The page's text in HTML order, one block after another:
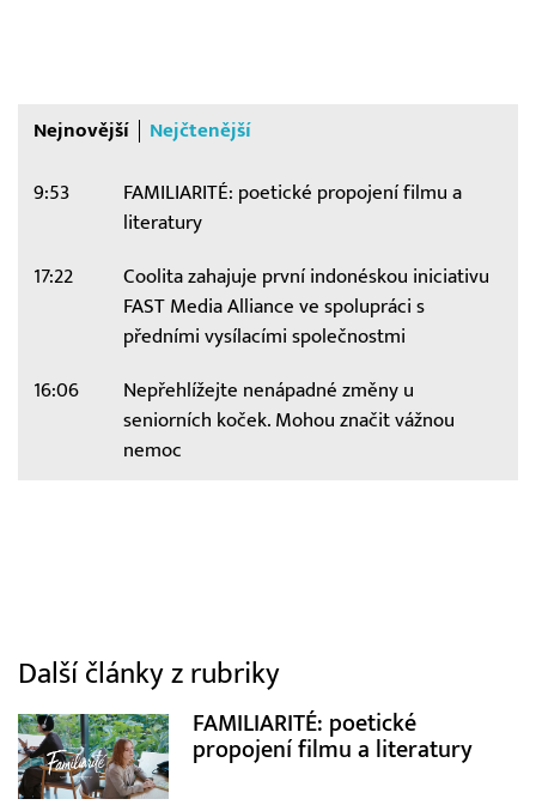
Nejnovější Nejčtenější
9:53
FAMILIARITÉ: poetické propojení filmu a
literatury
17:22
Coolita zahajuje první indonéskou iniciativu
FAST Media Alliance ve spolupráci s
předními vysílacími společnostmi
16:06
Nepřehlížejte nenápadné změny u
seniorních koček. Mohou značit vážnou
nemoc
Další články z rubriky
FAMILIARITÉ: poetické
propojení filmu a literatury